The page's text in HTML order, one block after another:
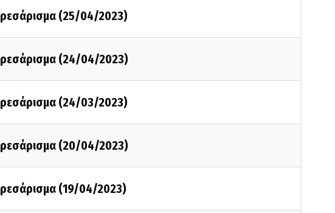
(25/04/2023)
(24/04/2023)
(24/03/2023)
(20/04/2023)
(19/04/2023)